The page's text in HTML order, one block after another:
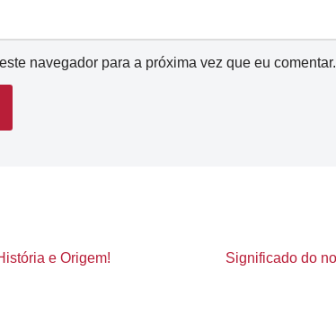
navegador para a próxima vez que eu comentar.
e Origem! Significado do